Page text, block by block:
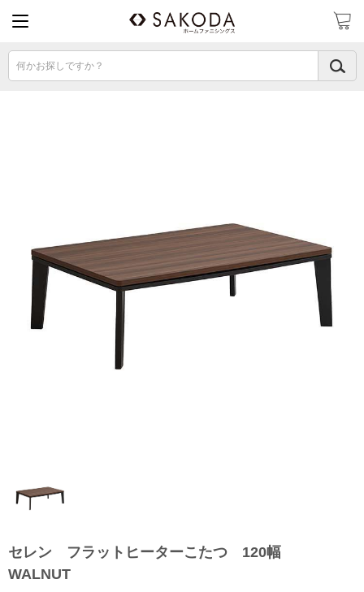
何かお探しですか？
セレン フラットヒーターこたつ 120幅
WALNUT